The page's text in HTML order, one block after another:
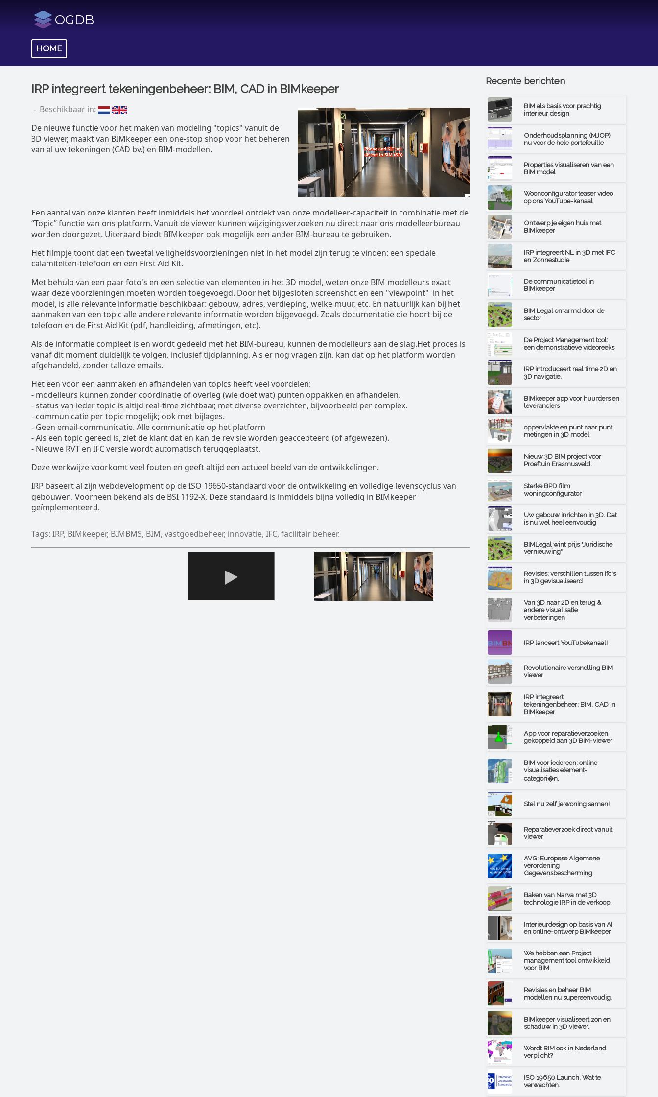
OGDB
HOME
IRP integreert tekeningenbeheer: BIM, CAD in BIMkeeper
- Beschikbaar in:
De nieuwe functie voor het maken van modeling "topics" vanuit de
3D viewer, maakt van BIMkeeper een one-stop shop voor het beheren
van al uw tekeningen (CAD bv.) en BIM-modellen.
Een aantal van onze klanten heeft inmiddels het voordeel ontdekt van onze modelleer-capaciteit in combinatie met de
“Topic” functie van ons platform. Vanuit de viewer kunnen wijzigingsverzoeken nu direct naar ons modelleerbureau
worden doorgezet. Uiteraard biedt BIMkeeper ook mogelijk een ander BIM-bureau te gebruiken.
Het filmpje toont dat een tweetal veiligheidsvoorzieningen niet in het model zijn terug te vinden: een speciale
calamiteiten-telefoon en een First Aid Kit.
Met behulp van een paar foto's en een selectie van elementen in het 3D model, weten onze BIM modelleurs exact
waar deze voorzieningen moeten worden toegevoegd. Door het bijgesloten screenshot en een "viewpoint" in het
model, is alle relevante informatie beschikbaar: gebouw, adres, verdieping, welke muur, etc. En natuurlijk kan bij het
aanmaken van een topic alle andere relevante informatie worden bijgevoegd. Zoals documentatie die hoort bij de
telefoon en de First Aid Kit (pdf, handleiding, afmetingen, etc).
Als de informatie compleet is en wordt gedeeld met het BIM-bureau, kunnen de modelleurs aan de slag.Het proces is
vanaf dit moment duidelijk te volgen, inclusief tijdplanning. Als er nog vragen zijn, kan dat op het platform worden
afgehandeld, zonder talloze emails.
Het een voor een aanmaken en afhandelen van topics heeft veel voordelen:
- modelleurs kunnen zonder coördinatie of overleg (wie doet wat) punten oppakken en afhandelen.
- status van ieder topic is altijd real-time zichtbaar, met diverse overzichten, bijvoorbeeld per complex.
- communicatie per topic mogelijk; ook met bijlages.
- Geen email-communicatie. Alle communicatie op het platform
- Als een topic gereed is, ziet de klant dat en kan de revisie worden geaccepteerd (of afgewezen).
- Nieuwe RVT en IFC versie wordt automatisch teruggeplaatst.
Deze werkwijze voorkomt veel fouten en geeft altijd een actueel beeld van de ontwikkelingen.
IRP baseert al zijn webdevelopment op de ISO 19650-standaard voor de ontwikkeling en volledige levenscyclus van
gebouwen. Voorheen bekend als de BSI 1192-X. Deze standaard is inmiddels bijna volledig in BIMkeeper
geïmplementeerd.
Tags: IRP, BIMkeeper, BIMBMS, BIM, vastgoedbeheer, innovatie, IFC, facilitair beheer.
Recente berichten
BIM als basis voor prachtig
interieur design
Onderhoudsplanning (MJOP)
nu voor de hele portefeuille
Properties visualiseren van een
BIM model
Woonconfigurator teaser video
op ons YouTube-kanaal
Ontwerp je eigen huis met
BIMkeeper
IRP integreert NL in 3D met IFC
en Zonnestudie
De communicatietool in
BIMkeeper
BIM Legal omarmd door de
sector
De Project Management tool:
een demonstratieve videoreeks
IRP introduceert real time 2D en
3D navigatie.
BIMkeeper app voor huurders en
leveranciers
oppervlakte en punt naar punt
metingen in 3D model
Nieuw 3D BIM project voor
Proeftuin Erasmusveld.
Sterke BPD film
woningconfigurator
Uw gebouw inrichten in 3D. Dat
is nu wel heel eenvoudig
BIMLegal wint prijs "Juridische
vernieuwing"
Revisies: verschillen tussen ifc's
in 3D gevisualiseerd
Van 3D naar 2D en terug &
andere visualisatie
verbeteringen
IRP lanceert YouTubekanaal!
Revolutionaire versnelling BIM
viewer
IRP integreert
tekeningenbeheer: BIM, CAD in
BIMkeeper
App voor reparatieverzoeken
gekoppeld aan 3D BIM-viewer
BIM voor iedereen: online
visualisaties element-
categori�n.
Stel nu zelf je woning samen!
Reparatieverzoek direct vanuit
viewer
AVG: Europese Algemene
verordening
Gegevensbescherming
Baken van Narva met 3D
technologie IRP in de verkoop.
Interieurdesign op basis van AI
en online-ontwerp BIMkeeper
We hebben een Project
management tool ontwikkeld
voor BIM
Revisies en beheer BIM
modellen nu supereenvoudig.
BIMkeeper visualiseert zon en
schaduw in 3D viewer.
Wordt BIM ook in Nederland
verplicht?
ISO 19650 Launch. Wat te
verwachten.